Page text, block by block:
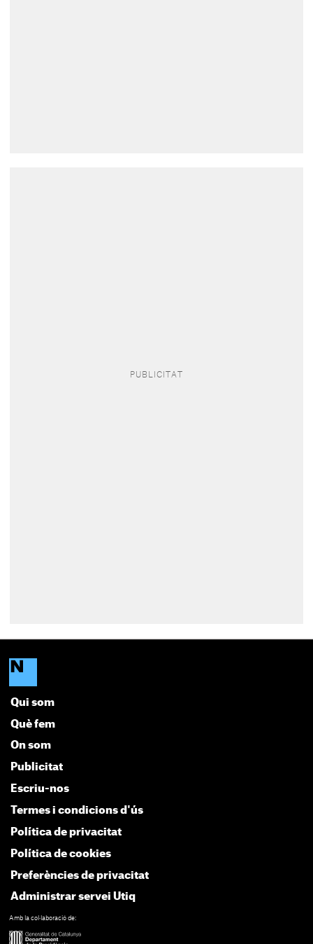
Qui som
Què fem
On som
Publicitat
Escriu-nos
Termes i condicions d'ús
Política de privacitat
Política de cookies
Preferències de privacitat
Administrar servei Utiq
Amb la col·laboració de: